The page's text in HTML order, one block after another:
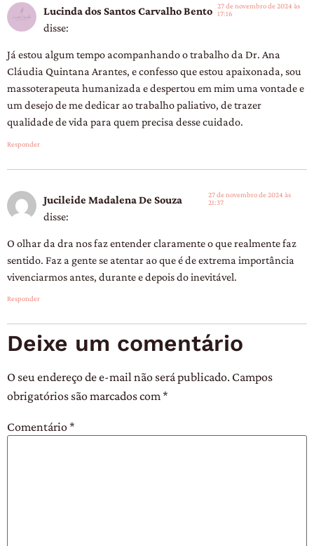
Lucinda dos Santos Carvalho Bento
disse:
27 de novembro de 2024 às
17:16
Já estou algum tempo acompanhando o trabalho da Dr. Ana
Cláudia Quintana Arantes, e confesso que estou apaixonada, sou
massoterapeuta humanizada e despertou em mim uma vontade e
um desejo de me dedicar ao trabalho paliativo, de trazer
qualidade de vida para quem precisa desse cuidado.
Responder
Jucileide Madalena De Souza
disse:
27 de novembro de 2024 às
21:37
O olhar da dra nos faz entender claramente o que realmente faz
sentido. Faz a gente se atentar ao que é de extrema importância
vivenciarmos antes, durante e depois do inevitável.
Responder
Deixe um comentário
O seu endereço de e-mail não será publicado. Campos
obrigatórios são marcados com*
Comentário*